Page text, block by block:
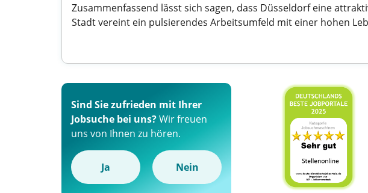
Zusammenfassend lässt sich sagen, dass Düsseldorf eine
Stadt vereint ein pulsierendes Arbeitsumfeld mit einer hohen
Sind Sie zufrieden mit Ihrer
Jobsuche bei uns?Wir freuen
uns von Ihnen zu hören.
Ja Nein